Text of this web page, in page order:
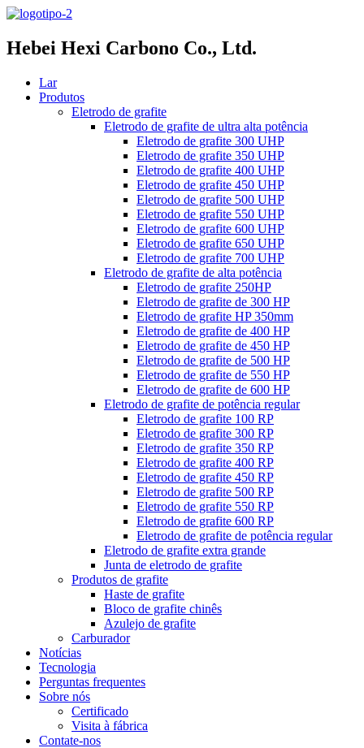
Hebei Hexi Carbono Co., Ltd.
Lar
Produtos
Eletrodo de grafite
Eletrodo de grafite de ultra alta potência
Eletrodo de grafite 300 UHP
Eletrodo de grafite 350 UHP
Eletrodo de grafite 400 UHP
Eletrodo de grafite 450 UHP
Eletrodo de grafite 500 UHP
Eletrodo de grafite 550 UHP
Eletrodo de grafite 600 UHP
Eletrodo de grafite 650 UHP
Eletrodo de grafite 700 UHP
Eletrodo de grafite de alta potência
Eletrodo de grafite 250HP
Eletrodo de grafite de 300 HP
Eletrodo de grafite HP 350mm
Eletrodo de grafite de 400 HP
Eletrodo de grafite de 450 HP
Eletrodo de grafite de 500 HP
Eletrodo de grafite de 550 HP
Eletrodo de grafite de 600 HP
Eletrodo de grafite de potência regular
Eletrodo de grafite 100 RP
Eletrodo de grafite 300 RP
Eletrodo de grafite 350 RP
Eletrodo de grafite 400 RP
Eletrodo de grafite 450 RP
Eletrodo de grafite 500 RP
Eletrodo de grafite 550 RP
Eletrodo de grafite 600 RP
Eletrodo de grafite de potência regular
Eletrodo de grafite extra grande
Junta de eletrodo de grafite
Produtos de grafite
Haste de grafite
Bloco de grafite chinês
Azulejo de grafite
Carburador
Notícias
Tecnologia
Perguntas frequentes
Sobre nós
Certificado
Visita à fábrica
Contate-nos